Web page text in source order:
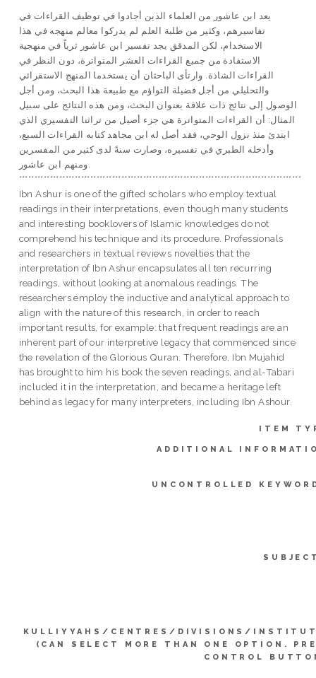
يعد ابن عاشور من العلماء الذين أجادوا في توظيف القراءات في
تفاسيرهم، وكثير من طلبة العلم لم يدركوا معالم منهجه في هذا
الاستخدام، لكن المدقق يجد تفسير ابن عاشور ثرياً في منهجية
الاستفادة من جميع القراءات العشر المتواترة، دون النظر في
القراءات الشاذة. وارتأى الباحثان أن يستخدما المنهج الاستقرائي
والتحليلي من أجل فضيلة التواؤم مع طبيعة هذا البحث، ومن أجل
الوصول إلى نتائج ذات علاقة بعنوان البحث، ومن هذه النتائج على سبيل
المثال: أن القراءات المتواترة هي جزء أصيل من تراثنا التفسيري الذي
ابتدئ منذ نزول الوحي، فقد أصل له ابن مجاهد كتابه القراءات السبع،
وأدخله الطبري في تفسيره، وصارت سنةً لدى كثير من المفسرين
ومنهم ابن عاشور.
*******************************************************************************************
Ibn Ashur is one of the gifted scholars who employ textual
readings in their interpretations, even though many students
and interesting booklovers of Islamic knowledges do not
comprehend his technique and its procedure. Professionals
and researchers in textual reviews novelties that the
interpretation of Ibn Ashur encapsulates all ten recurring
readings, without looking at anomalous readings. The
researchers employ the inductive and analytical approach to
align with the nature of this research, in order to reach
important results, for example: that frequent readings are an
inherent part of our interpretive legacy that commenced since
the revelation of the Glorious Quran. Therefore, Ibn Mujahid
has brought to him his book the seven readings, and al-Tabari
included it in the interpretation, and became a heritage left
behind as legacy for many interpreters, including Ibn Ashour.
ITEM
ADDITIONAL
UNCONTROLLED
KULLIYYAHS/CENTRES/DIVISIONS/
(CAN SELECT MORE THAN ONE OPTION.
CONTROL